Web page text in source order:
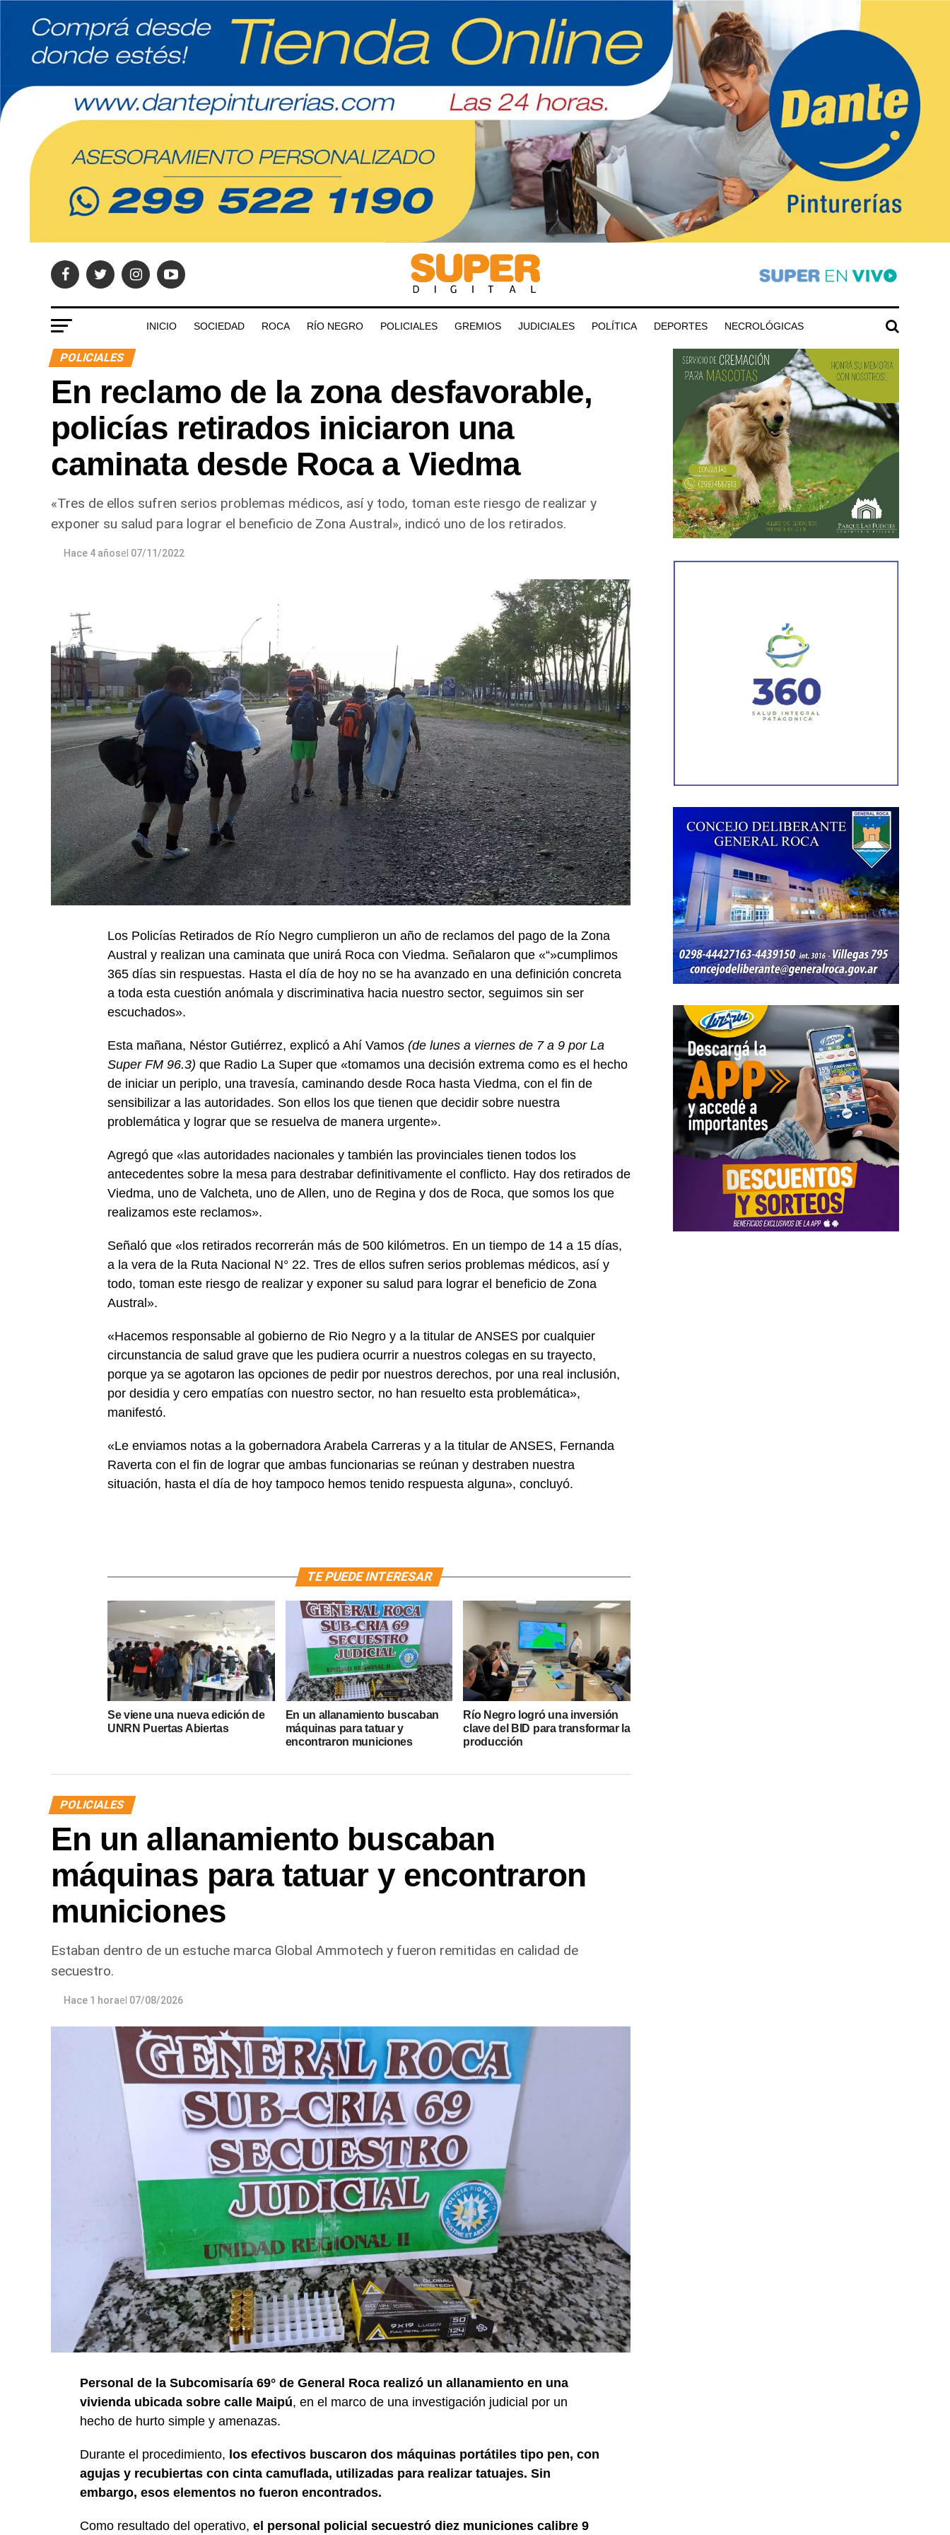
INICIO SOCIEDAD ROCA RÍO NEGRO POLICIALES GREMIOS JUDICIALES POLÍTICA DEPORTES NECROLÓGICAS
POLICIALES
En reclamo de la zona desfavorable,
policías retirados iniciaron una
caminata desde Roca a Viedma
«Tres de ellos sufren serios problemas médicos, así y todo, toman este riesgo de realizar y
exponer su salud para lograr el beneficio de Zona Austral», indicó uno de los retirados.
Hace 4 añosel 07/11/2022
Los Policías Retirados de Río Negro cumplieron un año de reclamos del pago de la Zona
Austral y realizan una caminata que unirá Roca con Viedma. Señalaron que «“»cumplimos
365 días sin respuestas. Hasta el día de hoy no se ha avanzado en una definición concreta
a toda esta cuestión anómala y discriminativa hacia nuestro sector, seguimos sin ser
escuchados».
Esta mañana, Néstor Gutiérrez, explicó a Ahí Vamos (de lunes a viernes de 7 a 9 por La
Super FM 96.3) que Radio La Super que «tomamos una decisión extrema como es el hecho
de iniciar un periplo, una travesía, caminando desde Roca hasta Viedma, con el fin de
sensibilizar a las autoridades. Son ellos los que tienen que decidir sobre nuestra
problemática y lograr que se resuelva de manera urgente».
Agregó que «las autoridades nacionales y también las provinciales tienen todos los
antecedentes sobre la mesa para destrabar definitivamente el conflicto. Hay dos retirados de
Viedma, uno de Valcheta, uno de Allen, uno de Regina y dos de Roca, que somos los que
realizamos este reclamos».
Señaló que «los retirados recorrerán más de 500 kilómetros. En un tiempo de 14 a 15 días,
a la vera de la Ruta Nacional N° 22. Tres de ellos sufren serios problemas médicos, así y
todo, toman este riesgo de realizar y exponer su salud para lograr el beneficio de Zona
Austral».
«Hacemos responsable al gobierno de Rio Negro y a la titular de ANSES por cualquier
circunstancia de salud grave que les pudiera ocurrir a nuestros colegas en su trayecto,
porque ya se agotaron las opciones de pedir por nuestros derechos, por una real inclusión,
por desidia y cero empatías con nuestro sector, no han resuelto esta problemática»,
manifestó.
«Le enviamos notas a la gobernadora Arabela Carreras y a la titular de ANSES, Fernanda
Raverta con el fin de lograr que ambas funcionarias se reúnan y destraben nuestra
situación, hasta el día de hoy tampoco hemos tenido respuesta alguna», concluyó.
TE PUEDE INTERESAR
Se viene una nueva edición de
UNRN Puertas Abiertas
En un allanamiento buscaban
máquinas para tatuar y
encontraron municiones
Río Negro logró una inversión
clave del BID para transformar la
producción
POLICIALES
En un allanamiento buscaban
máquinas para tatuar y encontraron
municiones
Estaban dentro de un estuche marca Global Ammotech y fueron remitidas en calidad de
secuestro.
Hace 1 horael 07/08/2026
Personal de la Subcomisaría 69° de General Roca realizó un allanamiento en una
vivienda ubicada sobre calle Maipú, en el marco de una investigación judicial por un
hecho de hurto simple y amenazas.
Durante el procedimiento, los efectivos buscaron dos máquinas portátiles tipo pen, con
agujas y recubiertas con cinta camuflada, utilizadas para realizar tatuajes. Sin
embargo, esos elementos no fueron encontrados.
Como resultado del operativo, el personal policial secuestró diez municiones calibre 9